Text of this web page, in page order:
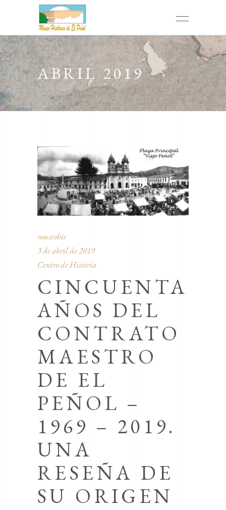
ABRIL 2019
museohis
3 de abril de 2019
Centro de Historia
CINCUENTA
AÑOS DEL
CONTRATO
MAESTRO
DE EL
PEÑOL –
1969 – 2019.
UNA
RESEÑA DE
SU ORIGEN